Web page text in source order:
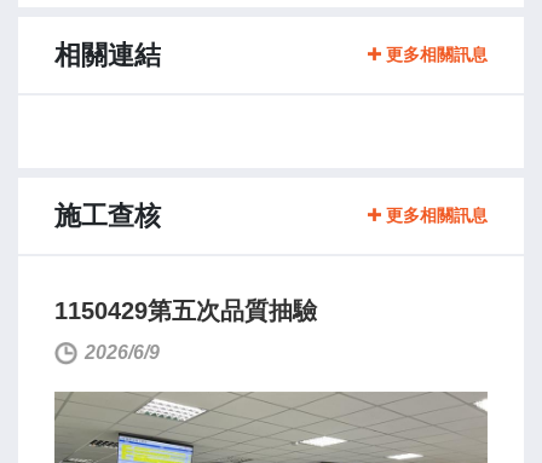
相關連結 更多相關訊息
施工查核 更多相關訊息
1150429第五次品質抽驗
2026/6/9